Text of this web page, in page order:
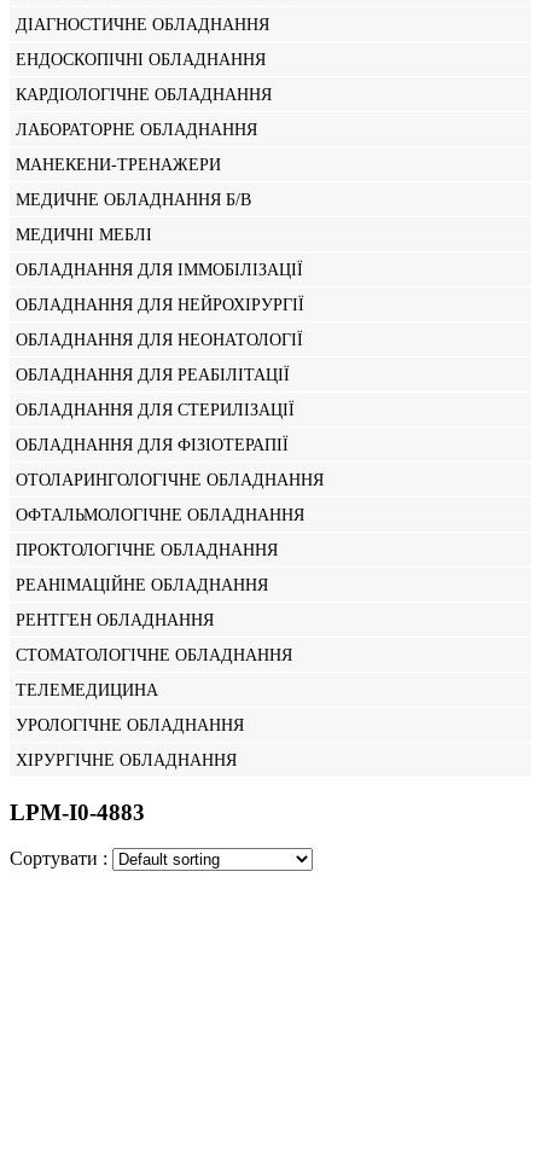
ДІАГНОСТИЧНЕ ОБЛАДНАННЯ
ЕНДОСКОПІЧНІ ОБЛАДНАННЯ
КАРДІОЛОГІЧНЕ ОБЛАДНАННЯ
ЛАБОРАТОРНЕ ОБЛАДНАННЯ
МАНЕКЕНИ-ТРЕНАЖЕРИ
МЕДИЧНЕ ОБЛАДНАННЯ Б/В
МЕДИЧНІ МЕБЛІ
ОБЛАДНАННЯ ДЛЯ ІММОБІЛІЗАЦІЇ
ОБЛАДНАННЯ ДЛЯ НЕЙРОХІРУРГІЇ
ОБЛАДНАННЯ ДЛЯ НЕОНАТОЛОГІЇ
ОБЛАДНАННЯ ДЛЯ РЕАБІЛІТАЦІЇ
ОБЛАДНАННЯ ДЛЯ СТЕРИЛІЗАЦІЇ
ОБЛАДНАННЯ ДЛЯ ФІЗІОТЕРАПІЇ
ОТОЛАРИНГОЛОГІЧНЕ ОБЛАДНАННЯ
ОФТАЛЬМОЛОГІЧНЕ ОБЛАДНАННЯ
ПРОКТОЛОГІЧНЕ ОБЛАДНАННЯ
РЕАНІМАЦІЙНЕ ОБЛАДНАННЯ
РЕНТГЕН ОБЛАДНАННЯ
СТОМАТОЛОГІЧНЕ ОБЛАДНАННЯ
ТЕЛЕМЕДИЦИНА
УРОЛОГІЧНЕ ОБЛАДНАННЯ
ХІРУРГІЧНЕ ОБЛАДНАННЯ
LPM-I0-4883
Сортувати :